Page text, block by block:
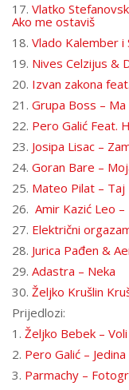
17. Vlatko
Ako me ostaviš
18. Vlado Kalember i
19. Nives Celzijus &
20. Izvan zakona
21. Grupa Boss –
22. Pero Galić Feat.
23. Josipa Lisac –
24. Goran Bare –
25. Mateo Pilat – Taj
26. Amir Kazić Leo
27. Električni
28. Jurica Pađen &
29. Adastra – Neka
30. Željko Krušlin
Prijedlozi:
1. Željko Bebek –
2. Pero Galić – Jedina
3. Parmachy –